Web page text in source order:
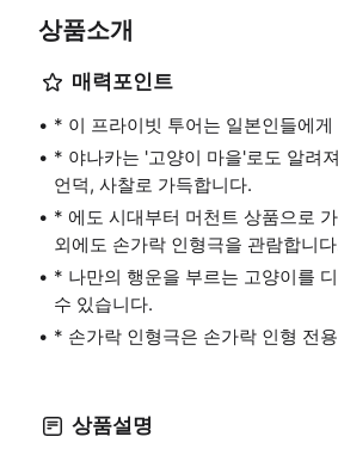
상품소개
매력포인트
* 이 프라이빗 투어는 일본인들에
* 야나카는 '고양이 마을'로도 알려
언덕, 사찰로 가득합니다.
* 에도 시대부터 머천트 상품으로
외에도 손가락 인형극을 관람합니
* 나만의 행운을 부르는 고양이를
수 있습니다.
* 손가락 인형극은 손가락 인형 전
상품설명